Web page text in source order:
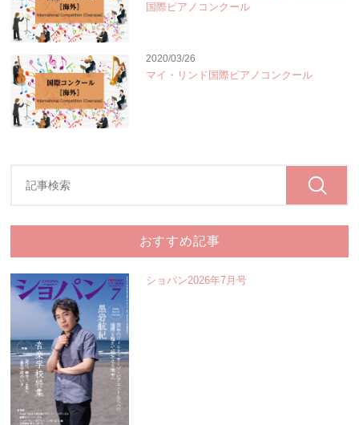
国際ピアノコンクール
2020/03/26
マイ・リンド国際ピアノコンクール
おすすめ記事
ショパン2026年7月号